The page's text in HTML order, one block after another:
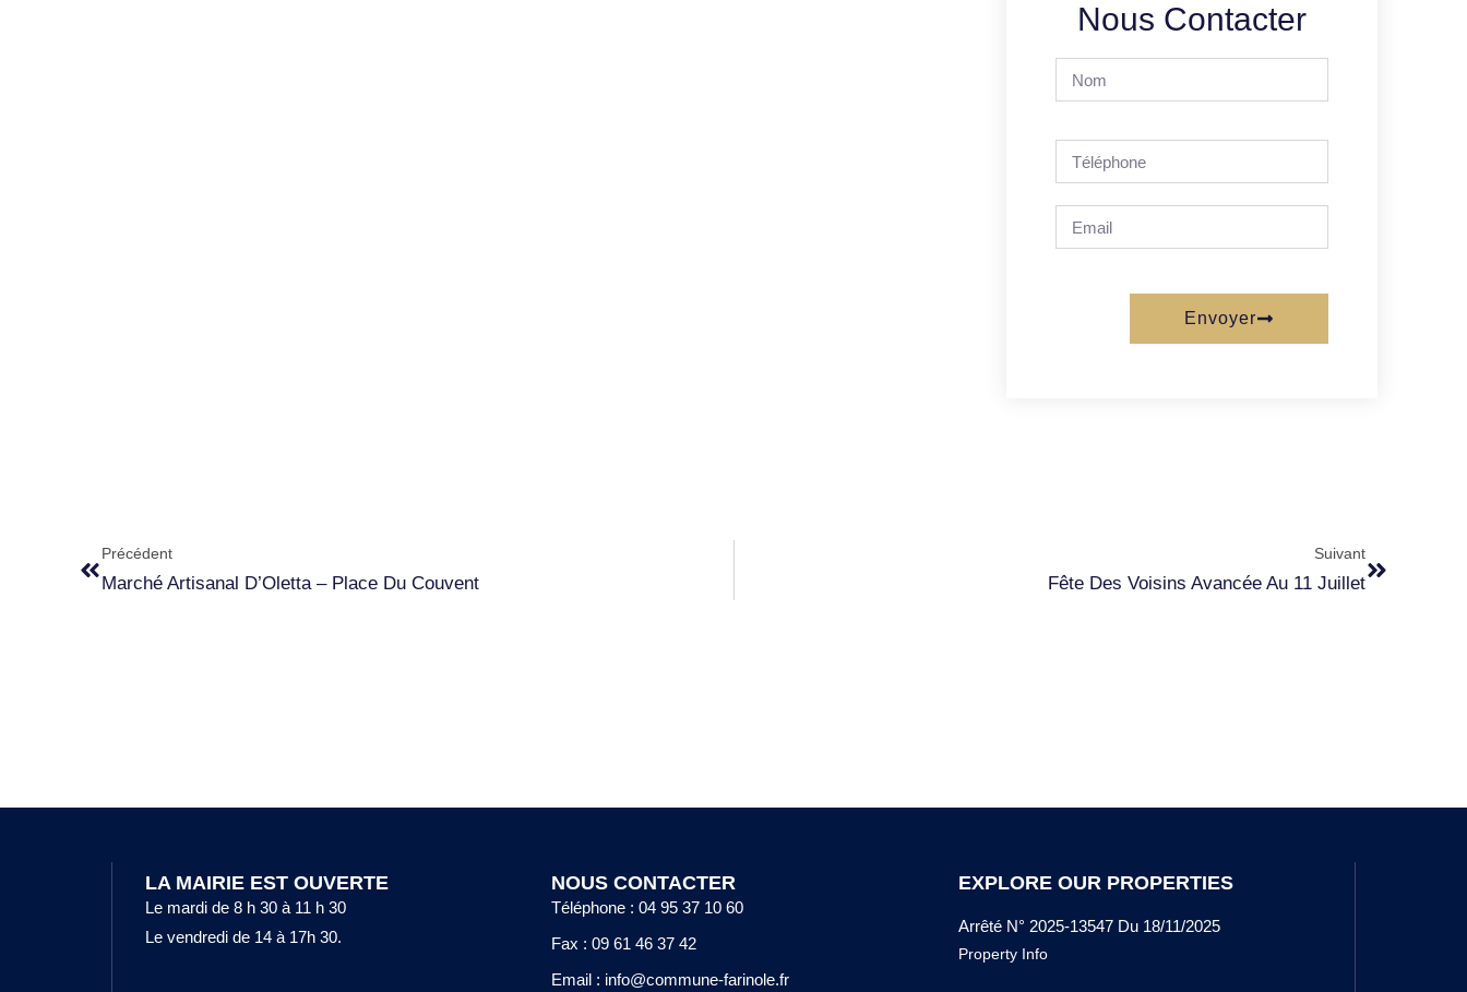
Nous Contacter
Envoyer
Précédent
Marché Artisanal D’Oletta – Place Du Couvent
Suivant
Fête Des Voisins Avancée Au 11 Juillet
LA MAIRIE EST OUVERTE
Le mardi de 8 h 30 à 11 h 30
Le vendredi de 14 à 17h 30.
NOUS CONTACTER
Téléphone : 04 95 37 10 60
Fax : 09 61 46 37 42
Email : info@commune-farinole.fr
EXPLORE OUR PROPERTIES
Arrêté N° 2025-13547 Du 18/11/2025
Property Info